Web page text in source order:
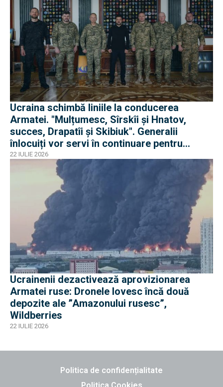
Ucraina schimbă liniile la conducerea
Armatei. "Mulțumesc, Sîrskîi și Hnatov,
succes, Drapatîi și Skibiuk". Generalii
înlocuiți vor servi în continuare pentru
apărarea Ucrainei
22 IULIE 2026
Ucrainenii dezactivează aprovizionarea
Armatei ruse: Dronele lovesc încă două
depozite ale ”Amazonului rusesc”,
Wildberries
22 IULIE 2026
Politica de confidențialitate
Politica Cookies